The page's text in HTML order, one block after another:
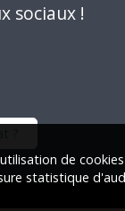
sociaux !
de
statistique